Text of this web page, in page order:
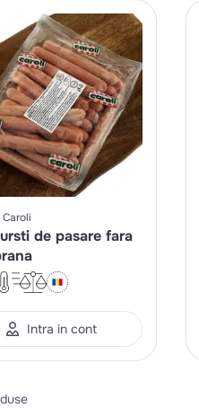
Caroli
de pasare fara
Intra in cont